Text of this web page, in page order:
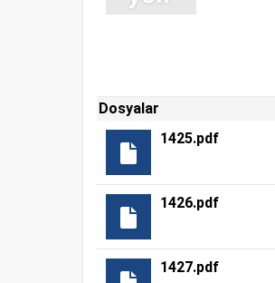
Dosyalar
1425.pdf
1426.pdf
1427.pdf